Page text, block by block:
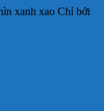
xanh xao Chỉ bởi